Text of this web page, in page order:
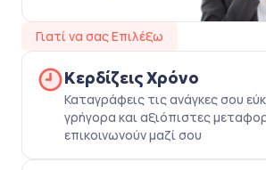
Γιατί να σας Επιλέξω
Κερδίζεις Χρόνο
Καταγράφεις τις ανάγκες σου
γρήγορα και αξιόπιστες
επικοινωνούν μαζί σου